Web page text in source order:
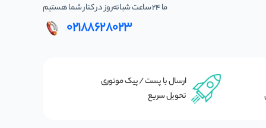
ما 24 ساعت شبانه‌روز در کنار شما هستیم
02188628023
ارسال با پست / پیک موتوری
تحویل سریع